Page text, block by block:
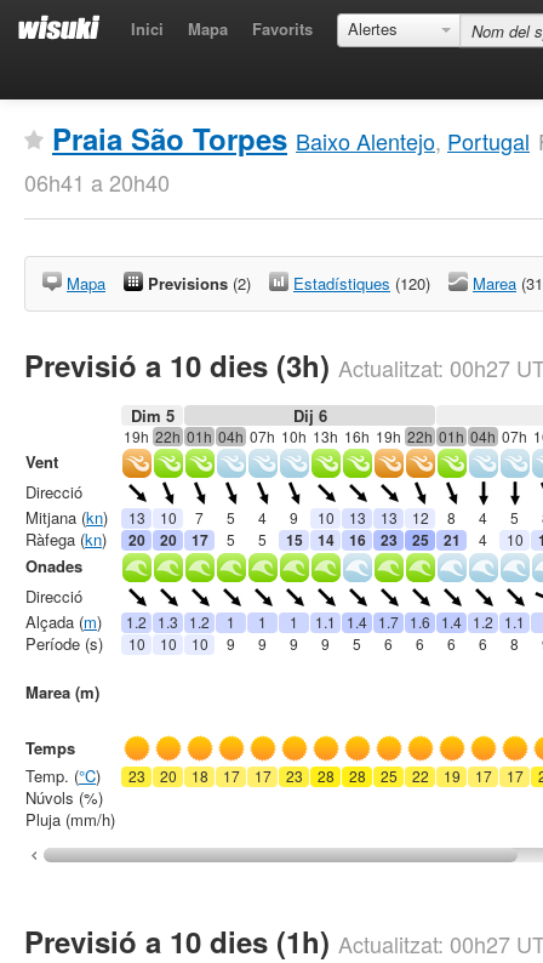
Inici Mapa Favorits Alertes
Praia São Torpes Baixo Alentejo, Portugal
06h41 a 20h40
Mapa Previsions (2) Estadístiques (120) Marea
Previsió a 10 dies (3h) Actualitzat: 00h27
Dim 5 Dij 6
19h 22h 01h 04h 07h 10h 13h 16h 19h 22h 01h 04h 07h
13 10 7 5 4 9 10 13 13 12 8 4 5
20 20 17 5 5 15 14 16 23 25 21 4 10
1.2 1.3 1.2 1 1 1 1.1 1.4 1.7 1.6 1.4 1.2 1.1
10
10 10 9 9 9 9 5 6 6 6 6 8
23 20 18 17 17 23 28 28 25 22 19 17 17
Vent
Direcció
Mitjana (kn)
Ràfega (kn)
Onades
Direcció
Alçada (m)
Període (s)
Marea (m)
Temps
Temp. (°C)
Núvols (%)
Pluja (mm/h)
Previsió a 10 dies (1h) Actualitzat: 00h27